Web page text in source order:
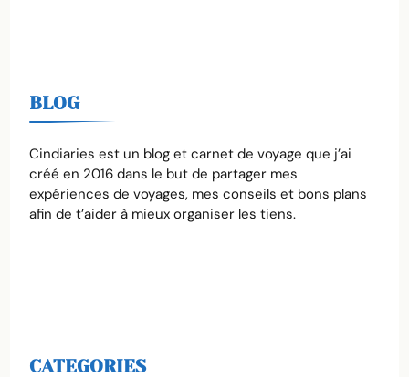
BLOG
Cindiaries est un blog et carnet de voyage que j’ai
créé en 2016 dans le but de partager mes
expériences de voyages, mes conseils et bons plans
afin de t’aider à mieux organiser les tiens.
CATEGORIES